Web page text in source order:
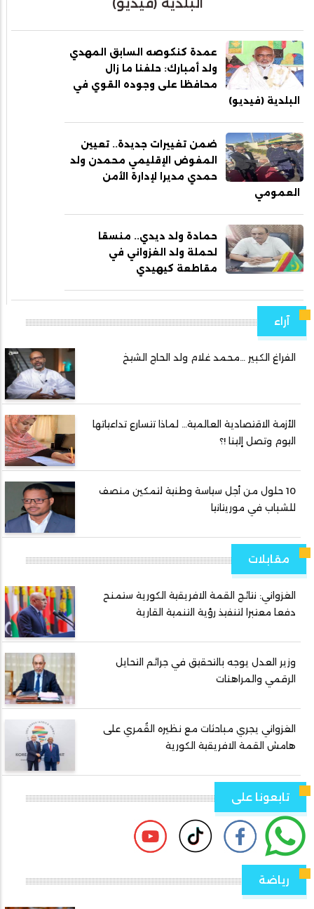
عمدة كنكوصه السابق المهدي
ولد أمبارك: حلفنا ما زال
محافظا على وجوده القوي في
البلدية (فيديو)
ضمن تغييرات جديدة.. تعيين
المفوض الإقليمي محمدن ولد
حمدي مديرا لإدارة الأمن
العمومي
حمادة ولد ديدي.. منسقا
لحملة ولد الغزواني في
مقاطعة كيهيدي
آراء
الفراغ الكبير …محمد غلام ولد الحاج الشيخ
الأزمة الاقتصادية العالمية… لماذا تتسارع تداعياتها
اليوم وتصل إلينا !؟
10 حلول من أجل سياسة وطنية لتمكين منصف
للشباب في موريتانيا
مقابلات
الغزواني: نتائج القمة الافريقية الكورية ستمنح
دفعا معتبرا لتنفيذ رؤية التنمية القارية
وزير العدل يوجه بالتحقيق في جرائم التحايل
الرقمي والمراهنات
الغزواني يجري مباحثات مع نظيره القُمري على
هامش القمة الافريقية الكورية
تابعونا على
رياضة